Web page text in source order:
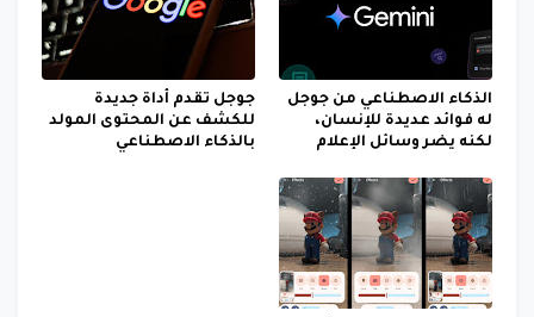
الذكاء الاصطناعي من جوجل
له فوائد عديدة للإنسان،
لكنه يضر وسائل الإعلام
جوجل تقدم أداة جديدة
للكشف عن المحتوى المولد
بالذكاء الاصطناعي